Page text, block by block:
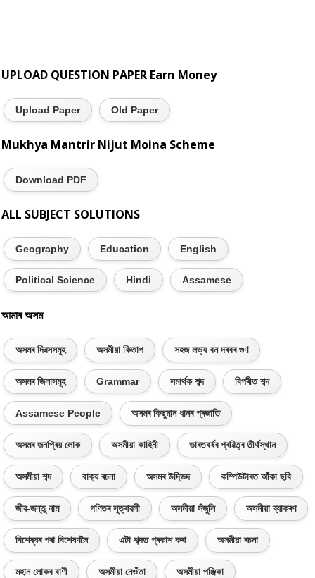
UPLOAD QUESTION PAPER Earn Money
Upload Paper Old Paper
Mukhya Mantrir Nijut Moina Scheme
Download PDF
ALL SUBJECT SOLUTIONS
Geography Education English
Political Science Hindi Assamese
আমাৰ অসম
অসমৰ দিৱসসমূহ অসমীয়া কিতাপ সহজ লভ্য বন দৰবৰ গুণ
অসমৰ জিলাসমূহ Grammar সমাৰ্থক শব্দ বিপৰীত শব্দ
Assamese People অসমৰ কিছুমান ধানৰ প্ৰজাতি
অসমৰ জনপ্ৰিয় লোক অসমীয়া কাহিনী ভাৰতবৰ্ষৰ প্ৰৱিত্ৰ তীৰ্থস্থান
অসমীয়া শব্দ বাক্য ৰচনা অসমৰ উদ্ভিদ কম্পিউটাৰত আঁকা ছবি
জীৱ-জন্তু নাম গণিতৰ সূত্ৰাৱলী অসমীয়া সঁজুলি অসমীয়া ব্যাকৰণ
বিশেষ্যৰ পৰা বিশেষণলৈ এটা শব্দত প্ৰকাশ কৰা অসমীয়া ৰচনা
মহান লোকৰ বাণী অসমীয়া নেওঁতা অসমীয়া পঞ্জিকা